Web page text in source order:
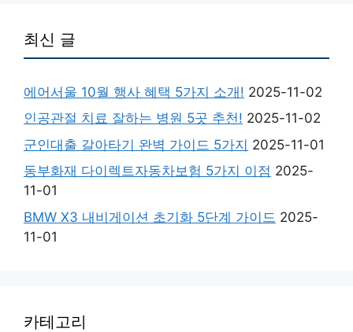
최신 글
에어서울 10월 행사 혜택 5가지 소개! 2025-11-02
인공관절 치료 잘하는 병원 5곳 추천! 2025-11-02
군인대출 갈아타기 완벽 가이드 5가지 2025-11-01
동부화재 다이렉트자동차보험 5가지 이점 2025-
11-01
BMW X3 내비게이션 초기화 5단계 가이드 2025-
11-01
카테고리